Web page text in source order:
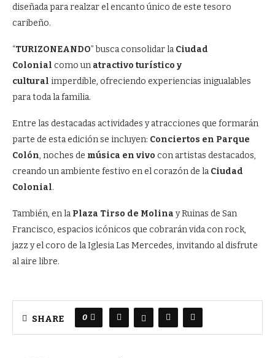
diseñada para realzar el encanto único de este tesoro
caribeño.
“TURIZONEANDO” busca consolidar la Ciudad
Colonial como un atractivo turístico y
cultural imperdible, ofreciendo experiencias inigualables
para toda la familia.
Entre las destacadas actividades y atracciones que formarán
parte de esta edición se incluyen: Conciertos en Parque
Colón, noches de música en vivo con artistas destacados,
creando un ambiente festivo en el corazón de la Ciudad
Colonial.
También, en la Plaza Tirso de Molina y Ruinas de San
Francisco, espacios icónicos que cobrarán vida con rock,
jazz y el coro de la Iglesia Las Mercedes, invitando al disfrute
al aire libre.
SHARE 0